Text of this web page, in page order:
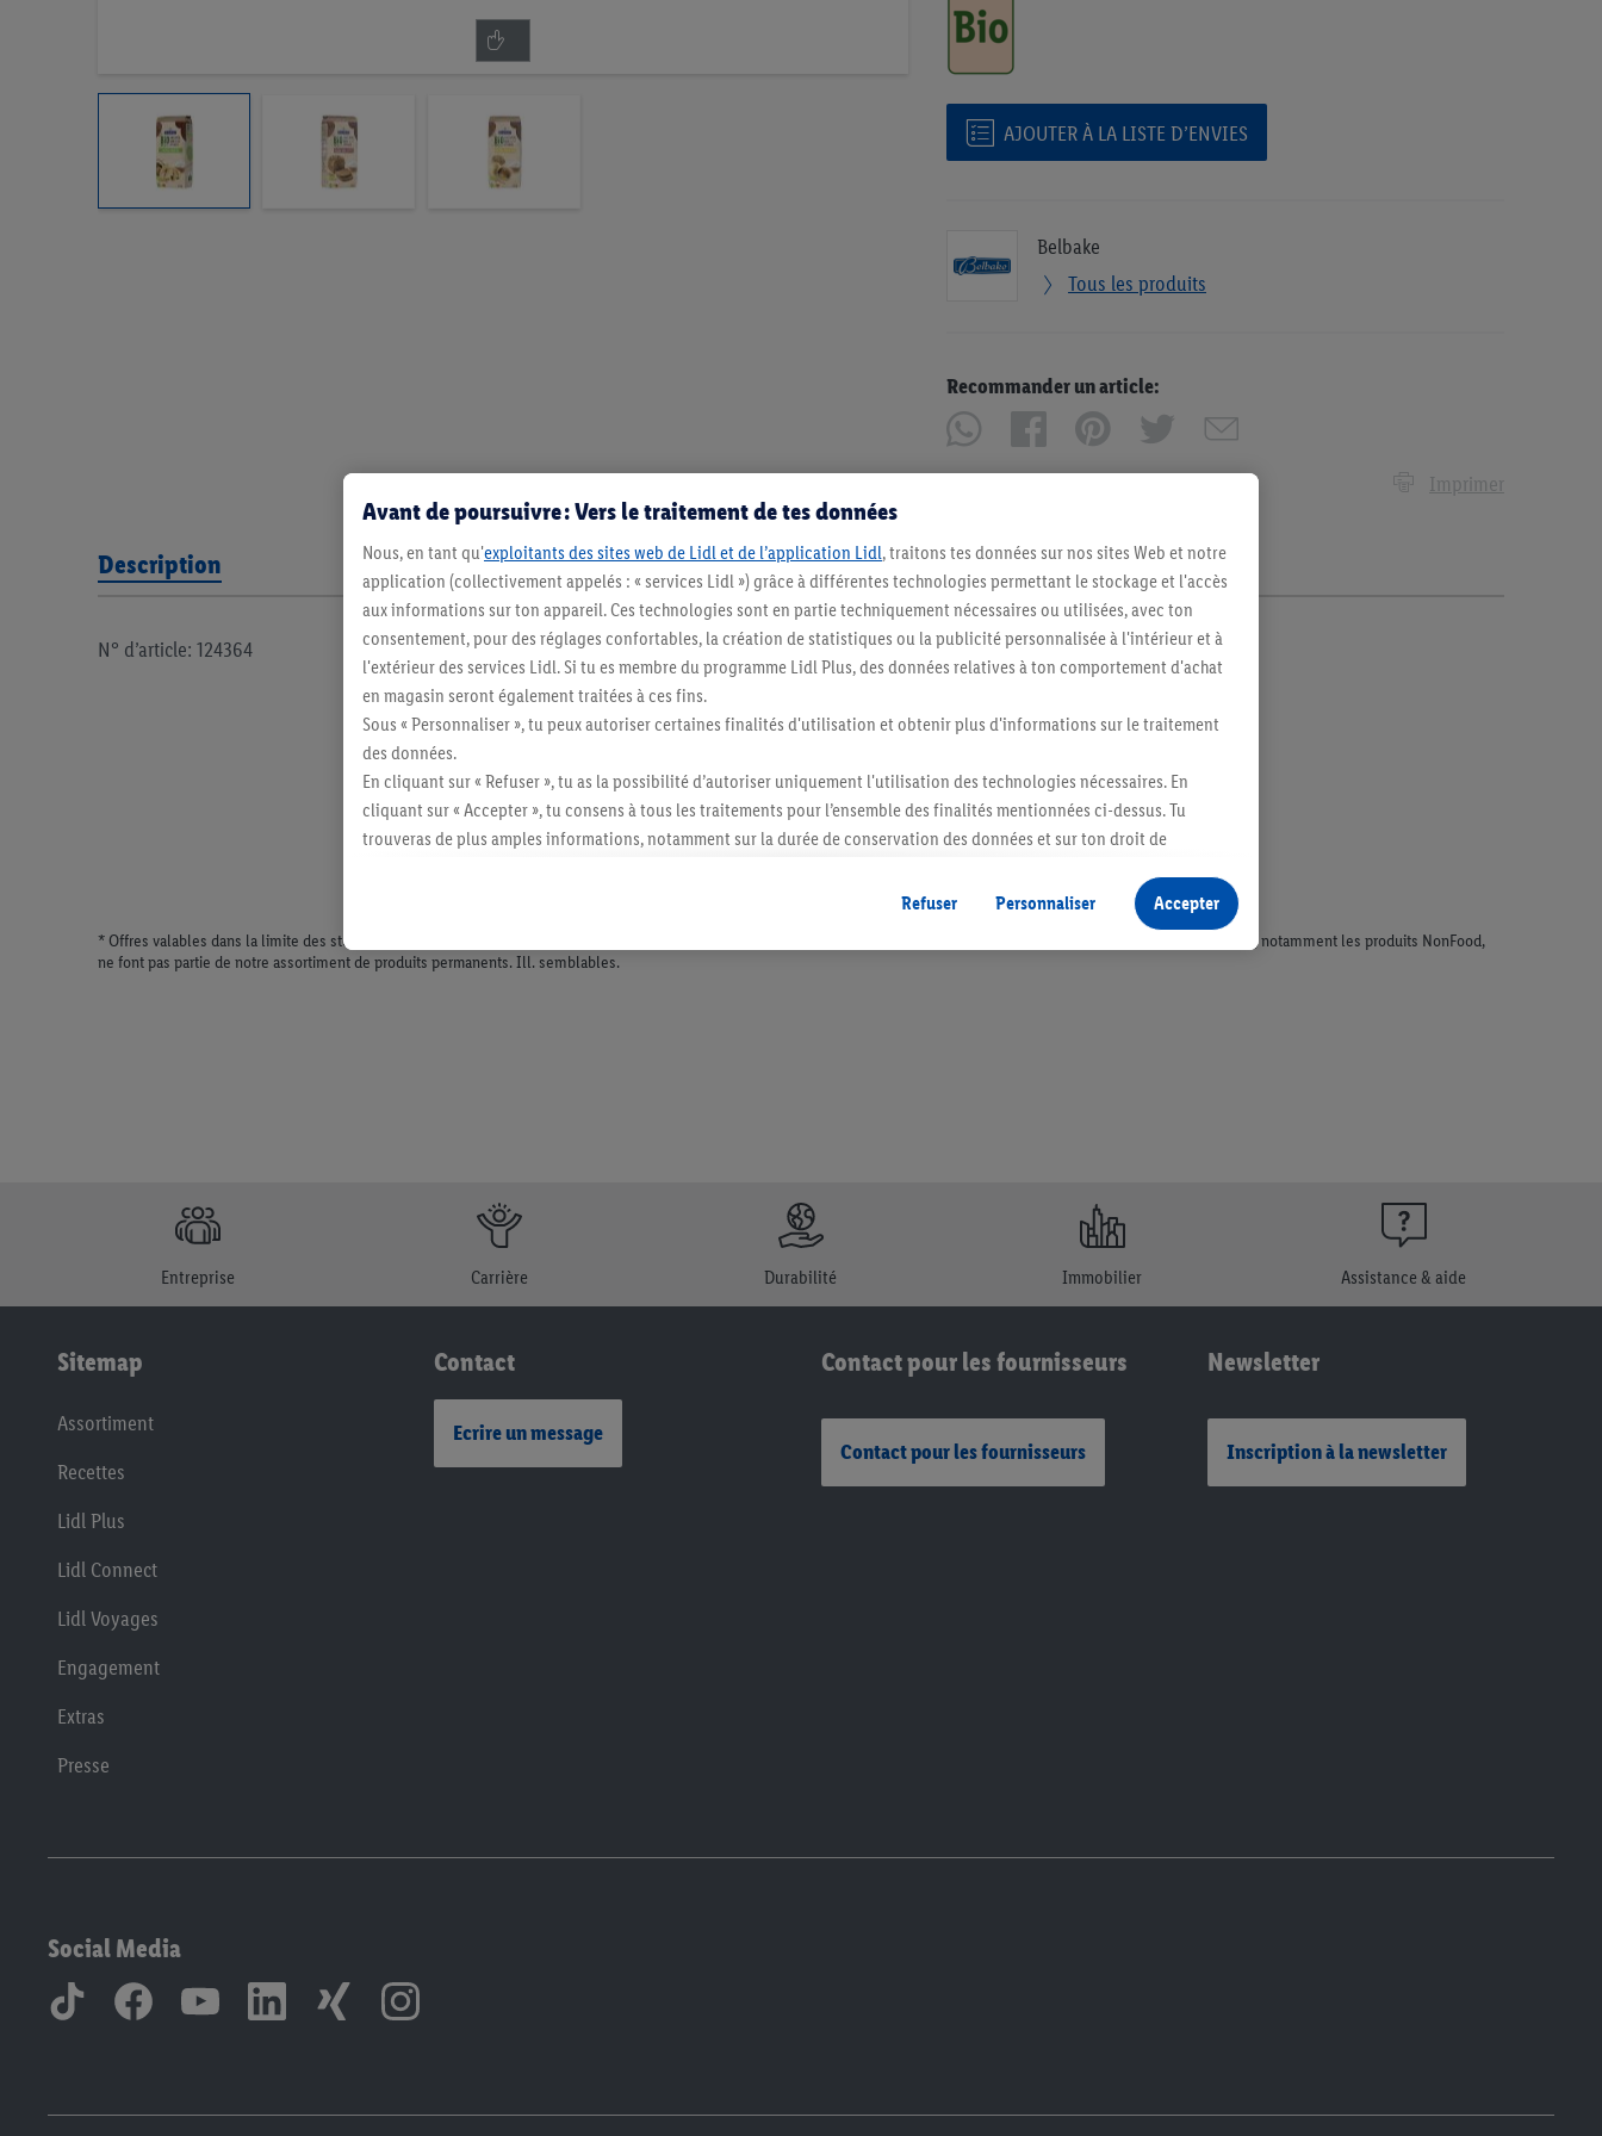
AJOUTER À LA LISTE D’ENVIES
Belbake
Tous les produits
Recommander un article:
Imprimer
Description
N° d’article: 124364
* Offres valables dans la limite des stocks disponibles. Vente limitée à des quantités usuelles pour un ménage. Vendu sans décoration. Les produits faisant l'objet de la publicité, notamment les produits NonFood,
ne font pas partie de notre assortiment de produits permanents. Ill. semblables.
Entreprise Carrière Durabilité Immobilier Assistance & aide
Sitemap
Assortiment
Recettes
Lidl Plus
Lidl Connect
Lidl Voyages
Engagement
Extras
Presse
Contact
Ecrire un message
Contact pour les fournisseurs
Contact pour les fournisseurs
Newsletter
Inscription à la newsletter
Social Media
Avant de poursuivre : Vers le traitement de tes données
Nous, en tant qu'exploitants des sites web de Lidl et de l’application Lidl, traitons tes données sur nos sites Web et notre
application (collectivement appelés : « services Lidl ») grâce à différentes technologies permettant le stockage et l'accès
aux informations sur ton appareil. Ces technologies sont en partie techniquement nécessaires ou utilisées, avec ton
consentement, pour des réglages confortables, la création de statistiques ou la publicité personnalisée à l'intérieur et à
l'extérieur des services Lidl. Si tu es membre du programme Lidl Plus, des données relatives à ton comportement d'achat
en magasin seront également traitées à ces fins.
Sous « Personnaliser », tu peux autoriser certaines finalités d'utilisation et obtenir plus d'informations sur le traitement
des données.
En cliquant sur « Refuser », tu as la possibilité d’autoriser uniquement l'utilisation des technologies nécessaires. En
cliquant sur « Accepter », tu consens à tous les traitements pour l’ensemble des finalités mentionnées ci-dessus. Tu
trouveras de plus amples informations, notamment sur la durée de conservation des données et sur ton droit de
Refuser Personnaliser Accepter